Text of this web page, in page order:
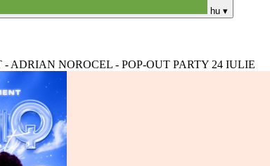
hu ▾
ADRIAN NOROCEL - POP-OUT PARTY 24 IULIE